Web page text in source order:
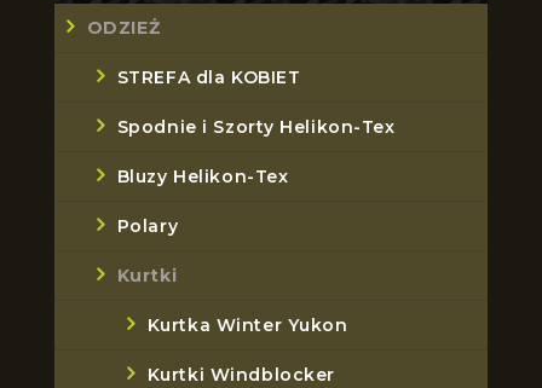
ODZIEŻ
STREFA dla KOBIET
Spodnie i Szorty Helikon-Tex
Bluzy Helikon-Tex
Polary
Kurtki
Kurtka Winter Yukon
Kurtki Windblocker